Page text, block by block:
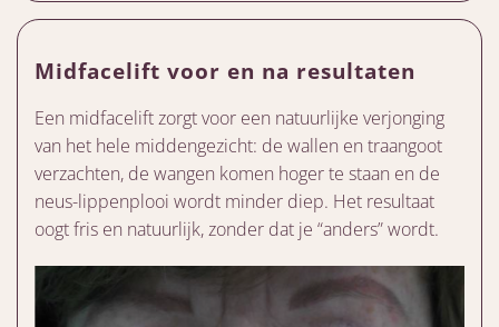
Midfacelift voor en na resultaten
Een midfacelift zorgt voor een natuurlijke verjonging
van het hele middengezicht: de wallen en traangoot
verzachten, de wangen komen hoger te staan en de
neus-lippenplooi wordt minder diep. Het resultaat
oogt fris en natuurlijk, zonder dat je “anders” wordt.